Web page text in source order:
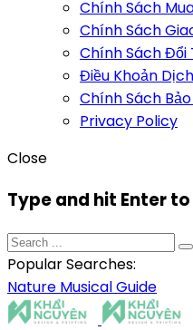
Chính Sách
Chính Sách
Chính Sách Đổi
Điều Khoản
Chính Sách
Privacy Policy
Close
Type and hit Enter
Popular Searches:
Nature MusicalGuide